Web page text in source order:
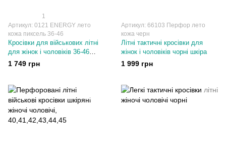
1
Артикул: 0121 ENERGY лето
кожа пиксель 36-46
Кросівки для військових літні
для жінок і чоловіків 36-46
розмір
1 749 грн
Артикул: 66103 Перфор лето
кожа черн
Літні тактичні кросівки для
жінок і чоловіків чорні шкіра
1 999 грн